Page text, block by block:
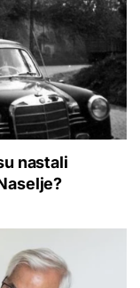
nastali